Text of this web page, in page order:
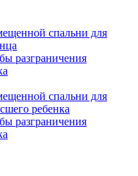
спальни для
разграничения
спальни для
ребенка
разграничения